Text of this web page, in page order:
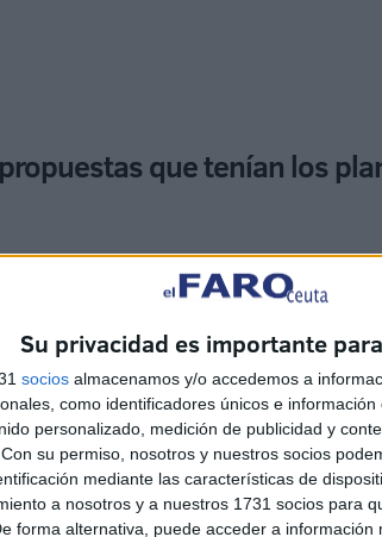
Su privacidad es importante
socios almacenamos y/o accedemos a
como identificadores únicos e
personalizado, medición de publicidad y
Con su permiso, nosotros y nuestros socios
mediante las características de
a nosotros y a nuestros 1731 socios para
forma alternativa, puede acceder a información
que tenían los
no veníamos a aportar ninguna
que iban a recogerse las mismas
añade: “Para eso no había que hacer un
confección”.